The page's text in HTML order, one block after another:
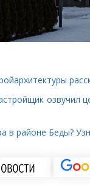
озвучил
в районе Беды?